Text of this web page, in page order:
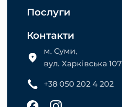
Послуги
Контакти
м. Суми,
вул. Харківська 107
+38 050 202 4 202